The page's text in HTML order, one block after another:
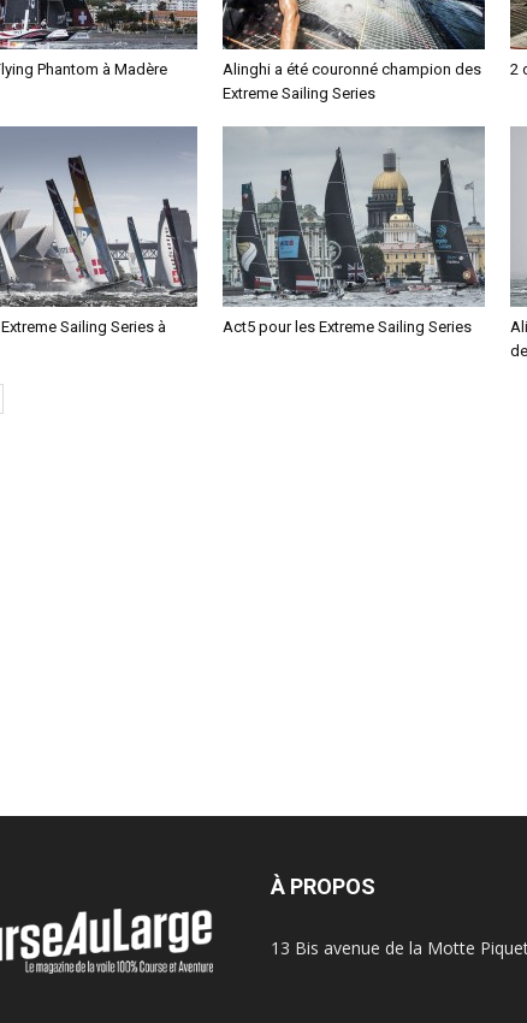
Phantom à Madère
Alinghi a été couronné champion des
Extreme Sailing Series
2
Sailing Series à
Act5 pour les Extreme Sailing Series
À PROPOS
13 Bis avenue de la Motte